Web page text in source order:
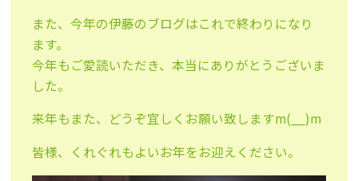
また、今年の伊藤のブログはこれで終わりになり
ます。
今年もご愛読いただき、本当にありがとうございま
した。
来年もまた、どうぞ宜しくお願い致しますm(__)m
皆様、くれぐれもよいお年をお迎えください。